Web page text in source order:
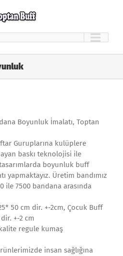
Boyunluk İmalatı, Toptan
Guruplarına kulüplere
baskı teknolojisi ile
boyunluk buff
yapmaktayız. Üretim bandımız
7500 bandana arasında
50 cm dir. +-2cm, Çocuk Buff
+-2 cm
regule kumaş
insan sağlığına